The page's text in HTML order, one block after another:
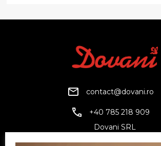
contact@dovani.ro
+40 785 218 909
Dovani SRL